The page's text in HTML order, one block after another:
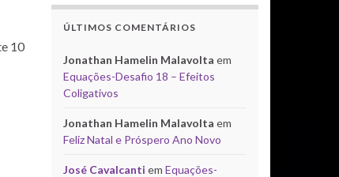
10
ÚLTIMOS COMENTÁRIOS
Jonathan Hamelin Malavolta em
Equações-Desafio 18 – Efeitos
Coligativos
Jonathan Hamelin Malavolta em
Feliz Natal e Próspero Ano Novo
José Cavalcanti em Equações-